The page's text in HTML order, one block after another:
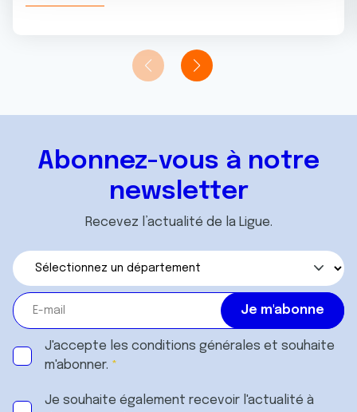
avec d'autres informations que vous leur avez fournies
ou qu'ils ont collectées lors de votre utilisation de leurs
Abonnez-vous à notre
newsletter
Recevez l’actualité de la Ligue.
J'accepte les conditions générales et souhaite
m'abonner.
Je souhaite également recevoir l'actualité à